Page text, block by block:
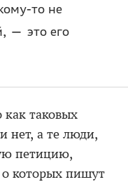
то не
— это его
как таковых
нет, а те люди,
петицию,
которых пишут